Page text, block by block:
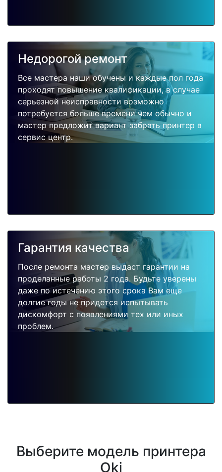
Недорогой ремонт
Все мастера наши обучены и каждые пол года
проходят повышение квалификации, в случае
серьезной неисправности возможно
потребуется больше времени чем обычно и
мастер предложит вариант забрать принтер в
сервис центр.
Гарантия качества
После ремонта мастер выдаст гарантии на
проделанные работы 2 года. Будьте уверены
даже по истечению этого срока Вам еще
долгие годы не придется испытывать
дискомфорт с появлениями тех или иных
проблем.
Выберите модель принтера
Oki